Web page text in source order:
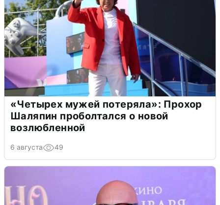
«Четырех мужей потеряла»: Прохор
Шаляпин проболтался о новой
возлюбленной
6 августа 49